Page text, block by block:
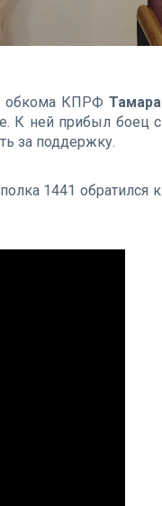
обкома КПРФ Тамара
К ней прибыл боец с
за поддержку.
1441 обратился к